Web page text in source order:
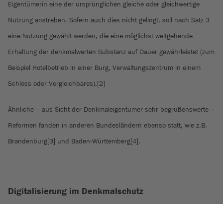
Eigentümerin eine der ursprünglichen gleiche oder gleichwertige
Nutzung anstreben. Sofern auch dies nicht gelingt, soll nach Satz 3
eine Nutzung gewählt werden, die eine möglichst weitgehende
Erhaltung der denkmalwerten Substanz auf Dauer gewährleistet (zum
Beispiel Hotelbetrieb in einer Burg, Verwaltungszentrum in einem
Schloss oder Vergleichbares).[2]
Ähnliche – aus Sicht der Denkmaleigentümer sehr begrüßenswerte –
Reformen fanden in anderen Bundesländern ebenso statt, wie z.B.
Brandenburg[3] und Baden-Württemberg[4].
Digitalisierung im Denkmalschutz